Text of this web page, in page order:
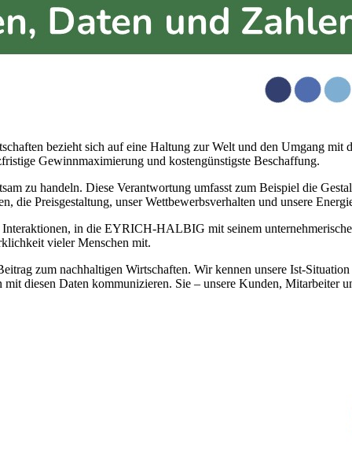
bezieht sich auf eine Haltung zur Welt und den Umgang mit
Gewinnmaximierung und kostengünstigste Beschaffung.
zu handeln. Diese Verantwortung umfasst zum Beispiel die
die Preisgestaltung, unser Wettbewerbsverhalten und unsere
Interaktionen, in die EYRICH-HALBIG mit seinem
vieler Menschen mit.
zum nachhaltigen Wirtschaften. Wir kennen unsere Ist-
diesen Daten kommunizieren. Sie – unsere Kunden,